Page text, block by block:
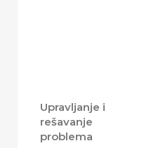
Upravljanje i
rešavanje
problema